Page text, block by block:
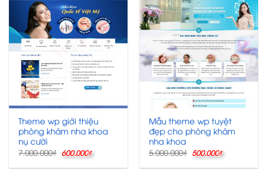
Theme wp giới thiệu
phòng khám nha khoa
nụ cười
7.000.000₫ Giá
gốc
600.000₫Giá
hiện
Mẫu theme wp tuyệt
đẹp cho phòng khám
nha khoa
5.000.000₫ Giá
gốc
500.000₫Giá
hiện